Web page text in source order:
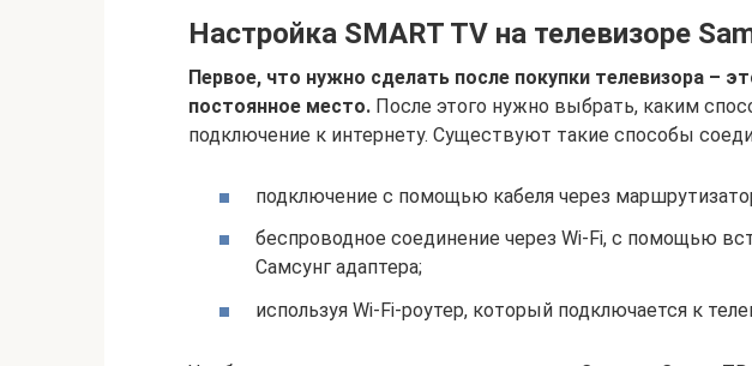
Настройка SMART TV на телевизоре
Первое, что нужно сделать после покупки телевизора –
постоянное место. После этого нужно выбрать, каким
подключение к интернету. Существуют такие способы
подключение с помощью кабеля через
беспроводное соединение через Wi-Fi, с помощью
Самсунг адаптера;
используя Wi-Fi-роутер, который подключается к